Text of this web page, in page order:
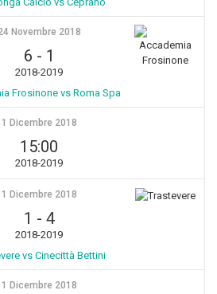
Novembre 2018
6 - 1
2018-2019
Frosinone vs Roma Spa
1 Dicembre 2018
15:00
2018-2019
1 Dicembre 2018
1 - 4
2018-2019
vs Cinecittà Bettini
1 Dicembre 2018